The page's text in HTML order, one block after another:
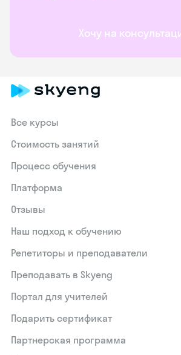
Хочу на
Все курсы
Стоимость занятий
Процесс обучения
Платформа
Отзывы
Наш подход к обучению
Репетиторы и преподаватели
Преподавать в Skyeng
Портал для учителей
Подарить сертификат
Партнерская программа